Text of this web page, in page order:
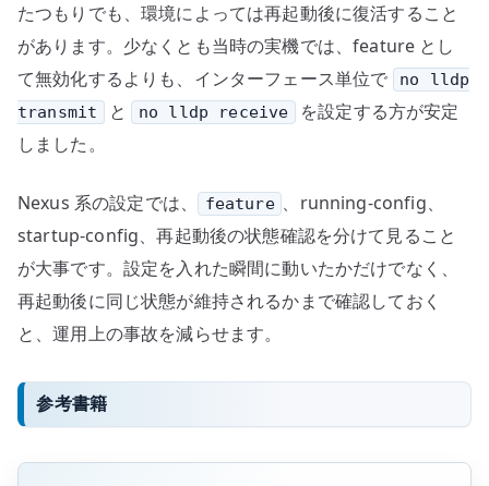
たつもりでも、環境によっては再起動後に復活すること
があります。少なくとも当時の実機では、feature とし
て無効化するよりも、インターフェース単位で
no lldp
transmit
と no lldp receive
を設定する方が安定
しました。
Nexus 系の設定では、 feature 、running-config、
startup-config、再起動後の状態確認を分けて見ること
が大事です。設定を入れた瞬間に動いたかだけでなく、
再起動後に同じ状態が維持されるかまで確認しておく
と、運用上の事故を減らせます。
参考書籍